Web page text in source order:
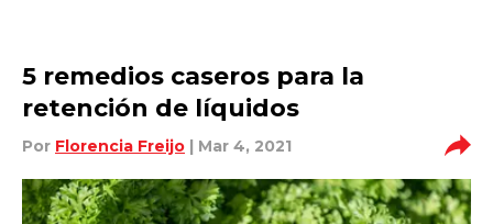
5 remedios caseros para la
retención de líquidos
Por Florencia Freijo | Mar 4, 2021